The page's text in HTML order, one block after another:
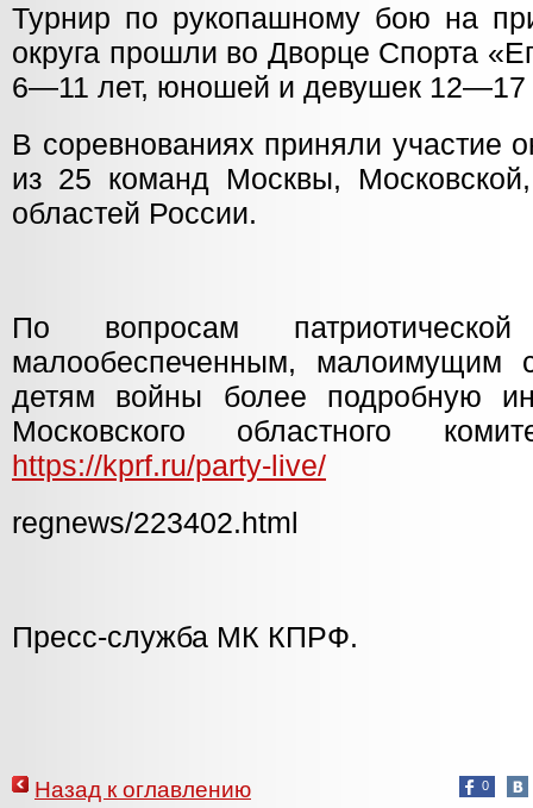
Турнир по рукопашному бою на
округа прошли во Дворце Спорта
6—11 лет, юношей и девушек 12—17
В соревнованиях приняли участие
из 25 команд Москвы,
областей России.
По вопросам
малообеспеченным, малоимущим
детям войны более подробную
Московского областного
https://kprf.ru/party-live/
regnews/223402.html
Пресс-служба МК КПРФ.
0
Назад к оглавлению